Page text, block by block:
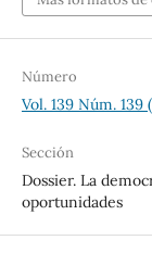
Número
Vol. 139 Núm.
Sección
Dossier. La
oportunidades